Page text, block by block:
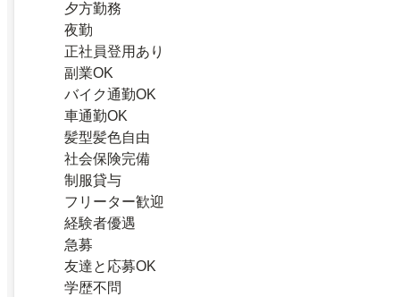
夕方勤務
夜勤
正社員登用あり
副業OK
バイク通勤OK
車通勤OK
髪型髪色自由
社会保険完備
制服貸与
フリーター歓迎
経験者優遇
急募
友達と応募OK
学歴不問